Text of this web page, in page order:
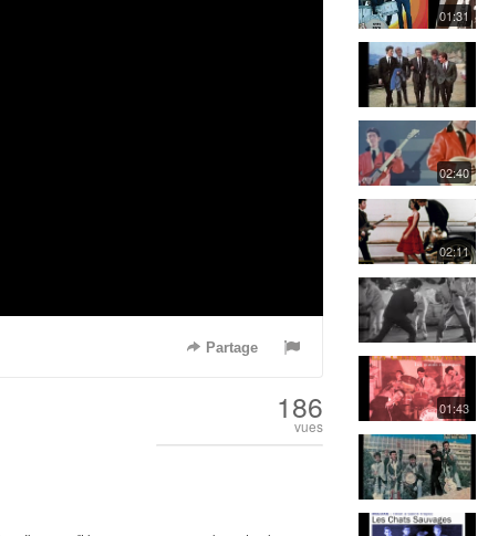
Partage
186
vues
01:31
02:40
02:11
01:43